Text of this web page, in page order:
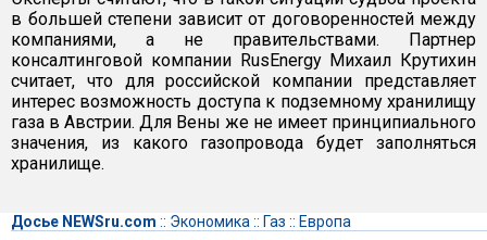
в большей степени зависит от договоренностей между
компаниями, а не правительствами. Партнер
консалтинговой компании RusEnergy Михаил Крутихин
считает, что для российской компании представляет
интерес возможность доступа к подземному хранилищу
газа в Австрии. Для Вены же не имеет принципиального
значения, из какого газопровода будет заполняться
хранилище.
Досье NEWSru.com :: Экономика :: Газ :: Европа